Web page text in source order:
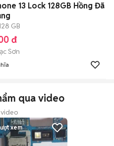
13 Lock 128GB Hồng Đã
GB
đ
Sơn
qua video
xem